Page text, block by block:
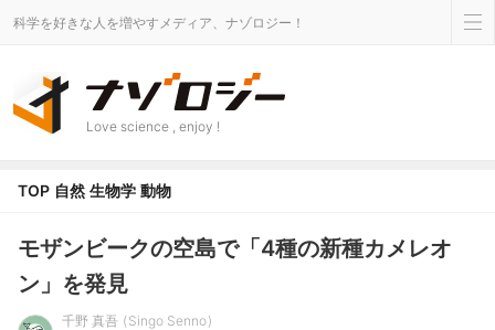
科学を好きな人を増やすメディア、ナゾロジー！
Love science , enjoy !
TOP 自然 生物学 動物
モザンビークの空島で「4種の新種カメレオ
ン」を発見
千野 真吾
Singo Senno